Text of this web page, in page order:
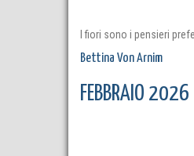
I fiori sono i pensieri
Bettina Von Arnim
FEBBRAIO 2026